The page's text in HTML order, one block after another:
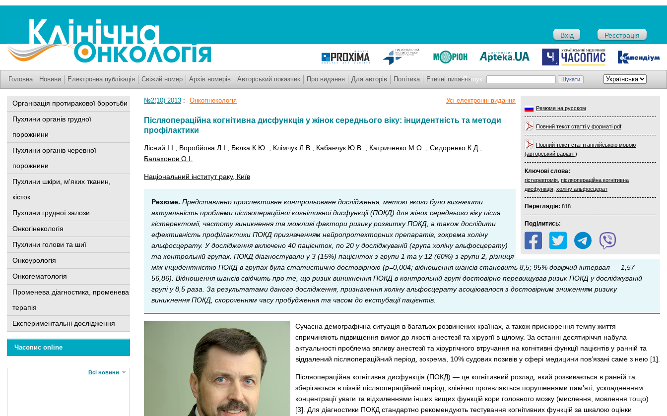
Вхід Реєстрація
Пошук:
Головна Новини Електронна публікація Свіжий номер Архів номерів Авторський показчик Про видання Для авторів Політика Етичні питання
Організація протиракової боротьби
Пухлини органів грудної
порожнини
Пухлини органів черевної
порожнини
Пухлини шкіри, м'яких тканин,
кісток
Пухлини грудної залози
Онкогінекологія
Пухлини голови та шиї
Онкоурологія
Онкогематологія
Променева діагностика, променева
терапія
Експериментальні дослідження
Часопис online
Всі новини
Резюме на русском
Повний текст статті у форматі pdf
Повний текст статті англійською мовою
(авторський варіант)
Ключові слова:
гістеректомія післяопераційна когнітивна
дисфункція холіну альфосцерат
Переглядів: 818
Поділитись:
Усі електронні видання
№2(10) 2013 : Онкогінекологія
Післяопераційна когнітивна дисфункція у жінок середнього віку: інцидентність та методи
профілактики
Лісний І.І. Воробйова Л.І. Бєлка К.Ю. Клімчук Л.В. Кабанчук Ю.В. Катриченко М.О. Сидоренко К.Д.
Балахонов О.І.
Національний інститут раку, Київ
Резюме. Представлено проспективне контрольоване дослідження, метою якого було визначити
актуальність проблеми післяопераційної когнітивної дисфункції (ПОКД) для жінок середнього віку після
гістеректомії, частоту виникнення та можливі фактори ризику розвитку ПОКД, а також дослідити
ефективність профілактики ПОКД призначенням нейропротекторних препаратів, зокрема холіну
альфосцерату. У дослідження включено 40 пацієнток, по 20 у досліджуваній (група холіну альфосцерату)
та контрольній групах. ПОКД діагностували у 3 (15%) пацієнток з групи 1 та у 12 (60%) з групи 2, різниця
між інцидентністю ПОКД в групах була статистично достовірною (p=0,004; відношення шансів становить 8,5; 95% довірчий інтервал — 1,57–
56,86). Відношення шансів свідчить про те, що ризик виникнення ПОКД в контрольній групі достовірно перевищував ризик ПОКД у досліджуваній
групі у 8,5 раза. За результатами даного дослідження, призначення холіну альфосцерату асоціювалося з достовірним зниженням ризику
виникнення ПОКД, скороченням часу пробудження та часом до екстубації пацієнтів.
Сучасна демографічна ситуація в багатьох розвинених країнах, а також прискорення темпу життя
спричиняють підвищення вимог до якості анестезії та хірургії в цілому. За останні десятиріччя набула
актуальності проблема впливу анестезії та хірургічного втручання на когнітивні функції пацієнтів у ранній та
віддалений післяопераційний період, зокрема, 10% судових позивів у сфері медицини пов’язані саме з нею [1].
Післяопераційна когнітивна дисфункція (ПОКД) — це когнітивний розлад, який розвивається в ранній та
зберігається в пізній післяопераційний період, клінічно проявляється порушеннями пам’яті, ускладненням
концентрації уваги та відхиленнями інших вищих функцій кори головного мозку (мислення, мовлення тощо)
[3]. Для діагностики ПОКД стандартно рекомендують тестування когнітивних функцій за шкалою оцінки